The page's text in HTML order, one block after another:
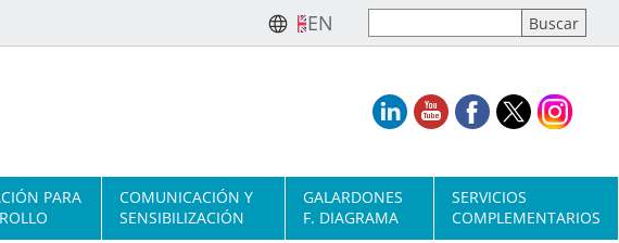
EN
PARA
COMUNICACIÓN Y
SENSIBILIZACIÓN
GALARDONES
F. DIAGRAMA
SERVICIOS
COMPLEMENTARIOS